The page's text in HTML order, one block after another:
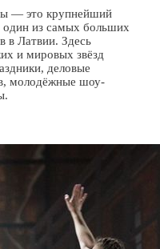
— это крупнейший
один из самых больших
в Латвии. Здесь
и мировых звёзд
деловые
молодёжные шоу-